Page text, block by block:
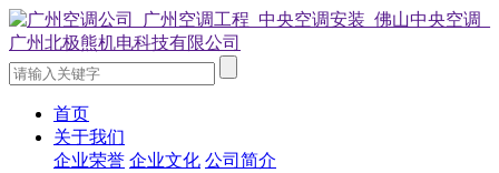
首页
关于我们
企业荣誉 企业文化 公司简介